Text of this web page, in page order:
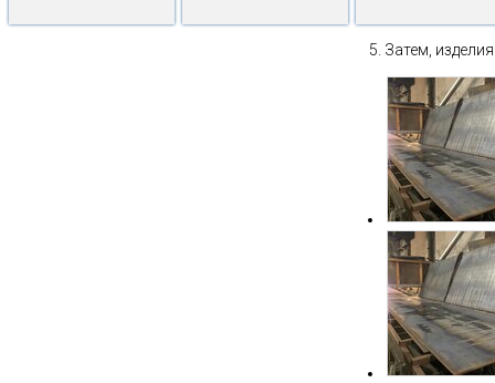
Затем,